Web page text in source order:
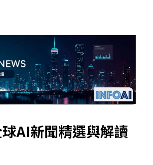
AI新聞精選與解讀